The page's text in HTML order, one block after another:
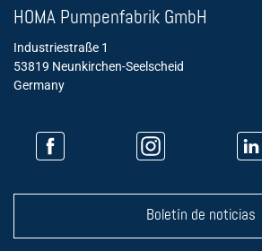
HOMA Pumpenfabrik GmbH
Industriestraße 1
53819 Neunkirchen-Seelscheid
Germany
Boletín de noticias